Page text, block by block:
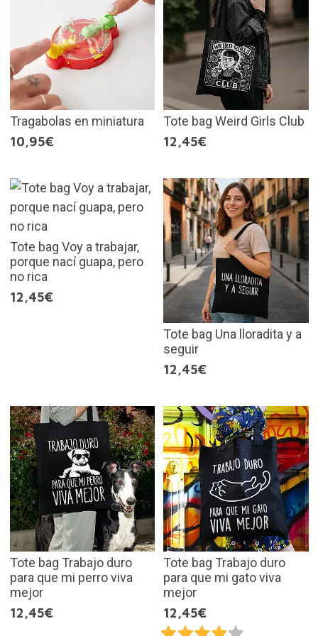
Tragabolas en miniatura
10,95€
Tote bag Weird Girls Club
12,45€
Tote bag Voy a trabajar,
porque nací guapa, pero
no rica
12,45€
Tote bag Una lloradita y a
seguir
12,45€
Tote bag Trabajo duro
para que mi perro viva
mejor
12,45€
Tote bag Trabajo duro
para que mi gato viva
mejor
12,45€